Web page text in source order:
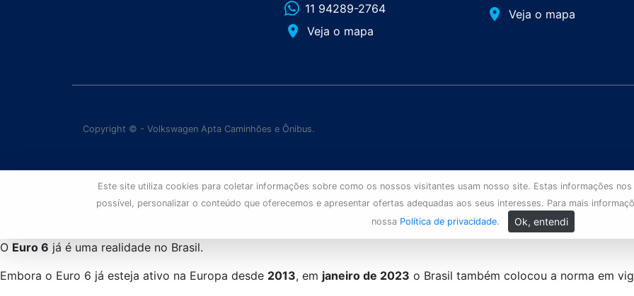
11 94289-2764
place Veja o mapa
place Veja o mapa
Copyright © - Volkswagen Apta Caminhões e Ônibus.
Este site utiliza cookies para coletar informações sobre como os nossos visitantes usam nosso site. Estas informações
possível, personalizar o conteúdo que oferecemos e apresentar ofertas adequadas aos seus interesses. Para mais
nossa Política de privacidade. Ok, entendi
O Euro 6 já é uma realidade no Brasil.
Embora o Euro 6 já esteja ativo na Europa desde 2013, em janeiro de 2023 o Brasil também colocou a norma em